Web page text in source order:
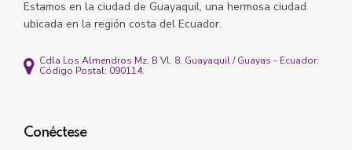
Estamos en la ciudad de Guayaquil, una hermosa ciudad
ubicada en la región costa del Ecuador.
Cdla Los Almendros Mz. B Vl. 8. Guayaquil / Guayas - Ecuador.
Código Postal: 090114.
Conéctese